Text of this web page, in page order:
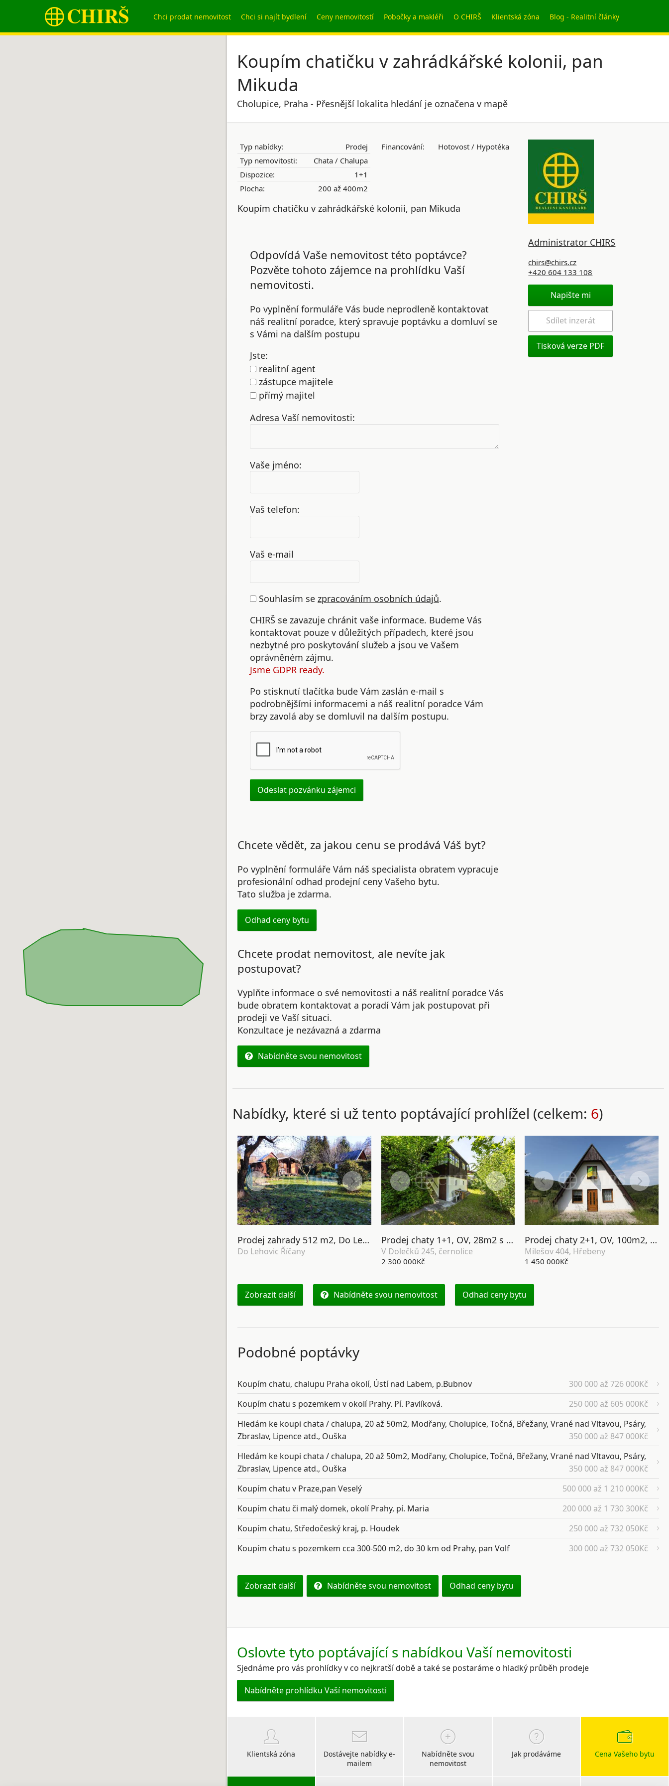
Chci prodat nemovitost Chci si najít bydlení Ceny nemovitostí Pobočky a makléři O CHIRŠ Klientská zóna Blog - Realitní články
Koupím chatičku v zahrádkářské kolonii, pan
Mikuda
Cholupice, Praha - Přesnější lokalita hledání je označena v mapě
Typ nabídky:
Prodej
Typ nemovitosti:
Chata / Chalupa
Dispozice:
1+1
Plocha:
200 až 400m2
Financování: Hotovost / Hypotéka
Koupím chatičku v zahrádkářské kolonii, pan Mikuda
Odpovídá Vaše nemovitost této poptávce?
Pozvěte tohoto zájemce na prohlídku Vaší
nemovitosti.
Po vyplnění formuláře Vás bude neprodleně kontaktovat
náš realitní poradce, který spravuje poptávku a domluví se
s Vámi na dalším postupu
Jste:
realitní agent
zástupce majitele
přímý majitel
Adresa Vaší nemovitosti:
Vaše jméno:
Vaš telefon:
Vaš e-mail
Souhlasím se zpracováním osobních údajů.
CHIRŠ se zavazuje chránit vaše informace. Budeme Vás
kontaktovat pouze v důležitých případech, které jsou
nezbytné pro poskytování služeb a jsou ve Vašem
oprávněném zájmu.
Jsme GDPR ready.
Po stisknutí tlačítka bude Vám zaslán e-mail s
podrobnějšími informacemi a náš realitní poradce Vám
brzy zavolá aby se domluvil na dalším postupu.
Chcete vědět, za jakou cenu se prodává Váš byt?
Po vyplnění formuláře Vám náš specialista obratem vypracuje
profesionální odhad prodejní ceny Vašeho bytu.
Tato služba je zdarma.
Odhad ceny bytu
Chcete prodat nemovitost, ale nevíte jak
postupovat?
Vyplňte informace o své nemovitosti a náš realitní poradce Vás
bude obratem kontaktovat a poradí Vám jak postupovat při
prodeji ve Vaší situaci.
Konzultace je nezávazná a zdarma
Nabídněte svou nemovitost
Administrator CHIRS
chirs@chirs.cz
+420 604 133 108
Napište mi
Sdílet inzerát
Tisková verze PDF
Nabídky, které si už tento poptávající prohlížel (celkem: 6)
Prodej zahrady 512 m2, Do Lehovic, Říčany.
Do Lehovic Říčany
Prodej chaty 1+1, OV, 28m2 s pozemkem 223m2, ul. V Dolečků 245, Černolice
V Dolečků 245, černolice
2 300 000Kč
Prodej chaty 2+1, OV, 100m2, Milešov 404, Hřebeny
Milešov 404, Hřebeny
1 450 000Kč
Zobrazit další Nabídněte svou nemovitost Odhad ceny bytu
Podobné poptávky
Koupím chatu, chalupu Praha okolí, Ústí nad Labem, p.Bubnov
300 000 až 726 000Kč
Koupím chatu s pozemkem v okolí Prahy. Pí. Pavlíková.
250 000 až 605 000Kč
Hledám ke koupi chata / chalupa, 20 až 50m2, Modřany, Cholupice, Točná, Břežany, Vrané nad Vltavou, Psáry,
Zbraslav, Lipence atd., Ouška
350 000 až 847 000Kč
Hledám ke koupi chata / chalupa, 20 až 50m2, Modřany, Cholupice, Točná, Břežany, Vrané nad Vltavou, Psáry,
Zbraslav, Lipence atd., Ouška
350 000 až 847 000Kč
Koupím chatu v Praze,pan Veselý
500 000 až 1 210 000Kč
Koupím chatu či malý domek, okolí Prahy, pí. Maria
200 000 až 1 730 300Kč
Koupím chatu, Středočeský kraj, p. Houdek
250 000 až 732 050Kč
Koupím chatu s pozemkem cca 300-500 m2, do 30 km od Prahy, pan Volf
300 000 až 732 050Kč
Zobrazit další Nabídněte svou nemovitost Odhad ceny bytu
Oslovte tyto poptávající s nabídkou Vaší nemovitosti
Sjednáme pro vás prohlídky v co nejkratší době a také se postaráme o hladký průběh prodeje
Nabídněte prohlídku Vaší nemovitosti
Klientská zóna
Dostávejte nabídky e-
mailem
Nabídněte svou
nemovitost
Jak prodáváme Cena Vašeho bytu